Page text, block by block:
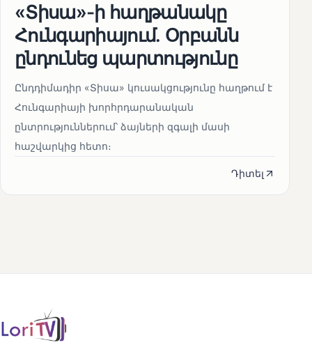
«Տիսա»-ի հաղթանակը
Հունգարիայում․ Օրբանն
ընդունեց պարտությունը
Ընդդիմադիր «Տիսա» կուսակցությունը հաղթում է
Հունգարիայի խորհրդարանական
ընտրություններում՝ ձայների զգալի մասի
հաշվարկից հետո։
Դիտել